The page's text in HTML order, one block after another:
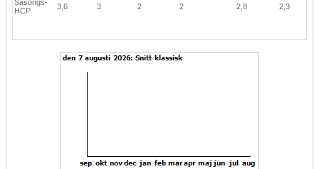
Säsongs-
HCP
3,6 3 2 2 2,8 2,3